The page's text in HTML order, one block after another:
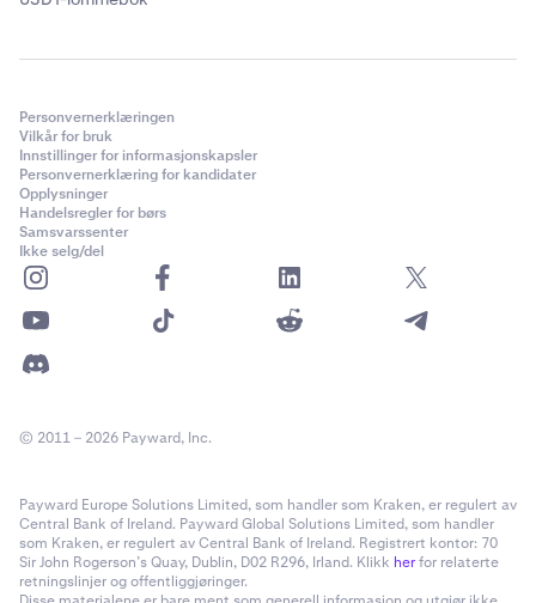
Personvernerklæringen
Vilkår for bruk
Innstillinger for informasjonskapsler
Personvernerklæring for kandidater
Opplysninger
Handelsregler for børs
Samsvarssenter
Ikke selg/del
© 2011 – 2026 Payward, Inc.
Payward Europe Solutions Limited, som handler som Kraken, er regulert av
Central Bank of Ireland. Payward Global Solutions Limited, som handler
som Kraken, er regulert av Central Bank of Ireland. Registrert kontor: 70
Sir John Rogerson’s Quay, Dublin, D02 R296, Irland. Klikk herfor relaterte
retningslinjer og offentliggjøringer.